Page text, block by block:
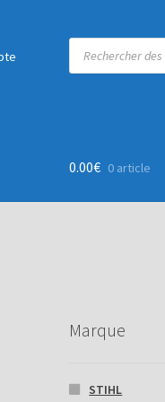
Recherche
produits
0.00€ 0 article
Marque
STIHL